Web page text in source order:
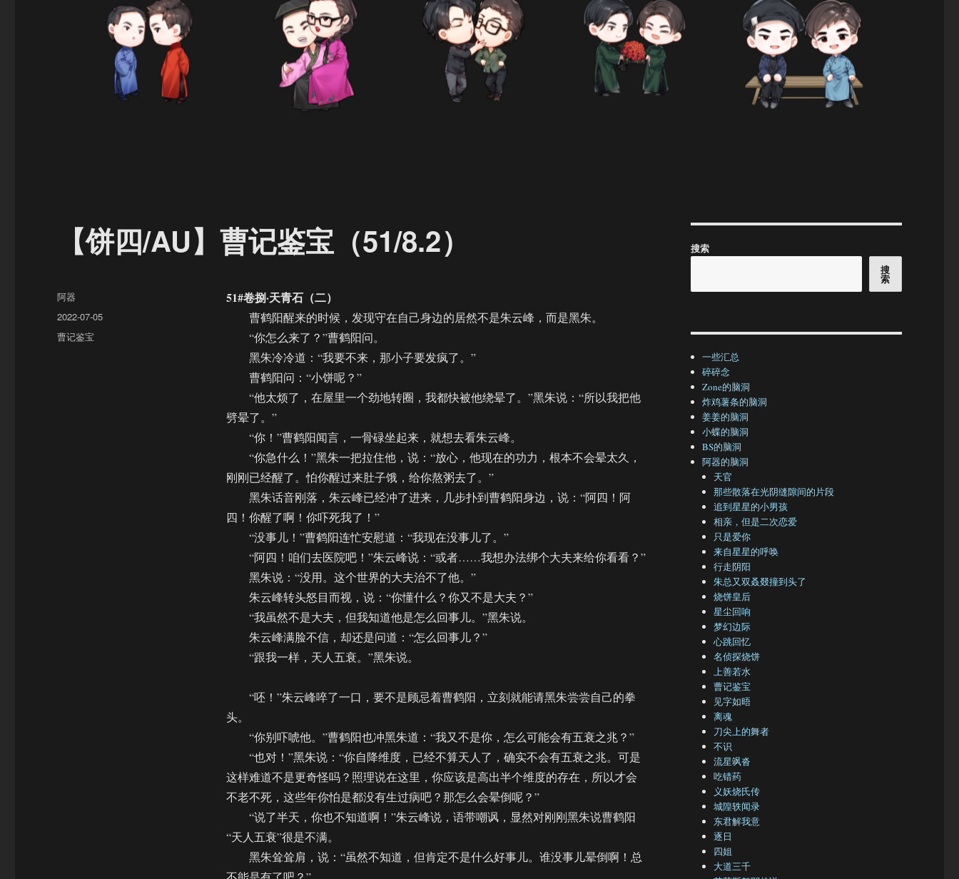
【饼四/AU】曹记鉴宝（51/8.2）
51#卷捌·天青石（二）
曹鹤阳醒来的时候，发现守在自己身边的居然不是朱云峰，而是黑朱。
“你怎么来了？”曹鹤阳问。
黑朱冷冷道：“我要不来，那小子要发疯了。”
曹鹤阳问：“小饼呢？”
“他太烦了，在屋里一个劲地转圈，我都快被他绕晕了。”黑朱说：“所以我把他
劈晕了。”
“你！”曹鹤阳闻言，一骨碌坐起来，就想去看朱云峰。
“你急什么！”黑朱一把拉住他，说：“放心，他现在的功力，根本不会晕太久，
刚刚已经醒了。怕你醒过来肚子饿，给你熬粥去了。”
黑朱话音刚落，朱云峰已经冲了进来，几步扑到曹鹤阳身边，说：“阿四！阿
四！你醒了啊！你吓死我了！”
“没事儿！”曹鹤阳连忙安慰道：“我现在没事儿了。”
“阿四！咱们去医院吧！”朱云峰说：“或者……我想办法绑个大夫来给你看看？”
黑朱说：“没用。这个世界的大夫治不了他。”
朱云峰转头怒目而视，说：“你懂什么？你又不是大夫？”
“我虽然不是大夫，但我知道他是怎么回事儿。”黑朱说。
朱云峰满脸不信，却还是问道：“怎么回事儿？”
“跟我一样，天人五衰。”黑朱说。
“呸！”朱云峰啐了一口，要不是顾忌着曹鹤阳，立刻就能请黑朱尝尝自己的拳
头。
“你别吓唬他。”曹鹤阳也冲黑朱道：“我又不是你，怎么可能会有五衰之兆？”
“也对！”黑朱说：“你自降维度，已经不算天人了，确实不会有五衰之兆。可是
这样难道不是更奇怪吗？照理说在这里，你应该是高出半个维度的存在，所以才会
不老不死，这些年你怕是都没有生过病吧？那怎么会晕倒呢？”
“说了半天，你也不知道啊！”朱云峰说，语带嘲讽，显然对刚刚黑朱说曹鹤阳
“天人五衰”很是不满。
黑朱耸耸肩，说：“虽然不知道，但肯定不是什么好事儿。谁没事儿晕倒啊！总
作
者
阿器
发
布
于
2022-07-05
分
曹记鉴宝
搜索
搜
索
一些汇总
碎碎念
Zone的脑洞
炸鸡薯条的脑洞
姜姜的脑洞
小蝶的脑洞
BS的脑洞
阿器的脑洞
天官
那些散落在光阴缝隙间的片段
追到星星的小男孩
相亲，但是二次恋爱
只是爱你
来自星星的呼唤
行走阴阳
朱总又双叒叕撞到头了
烧饼皇后
星尘回响
梦幻边际
心跳回忆
名侦探烧饼
上善若水
曹记鉴宝
见字如晤
离魂
刀尖上的舞者
不识
流星飒沓
吃错药
义妖烧氏传
城隍轶闻录
东君解我意
逐日
四姐
大道三千